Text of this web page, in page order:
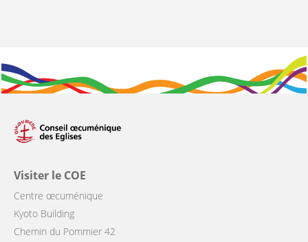
Visiter le COE
Centre œcuménique
Kyoto Building
Chemin du Pommier 42